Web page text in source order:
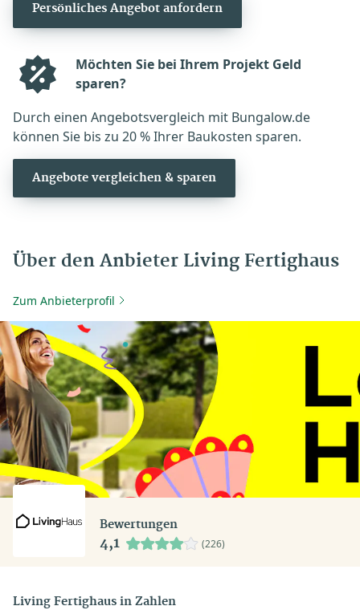
Persönliches Angebot anfordern
Möchten Sie bei Ihrem Projekt Geld
sparen?
Durch einen Angebotsvergleich mit Bungalow.de
können Sie bis zu 20 % Ihrer Baukosten sparen.
Angebote vergleichen & sparen
Über den Anbieter Living Fertighaus
Zum Anbieterprofil
Bewertungen
4,1 (226)
Living Fertighaus in Zahlen